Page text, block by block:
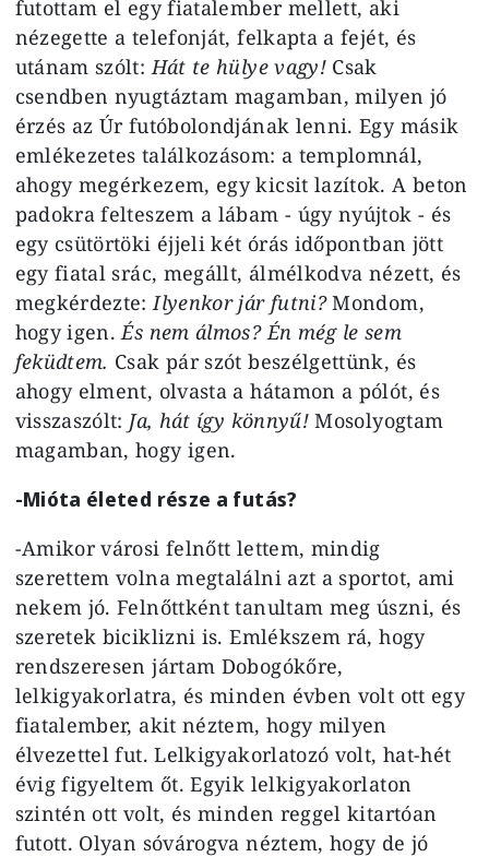
futottam el egy fiatalember mellett, aki
nézegette a telefonját, felkapta a fejét, és
utánam szólt: Hát te hülye vagy! Csak
csendben nyugtáztam magamban, milyen jó
érzés az Úr futóbolondjának lenni. Egy másik
emlékezetes találkozásom: a templomnál,
ahogy megérkezem, egy kicsit lazítok. A beton
padokra felteszem a lábam - úgy nyújtok - és
egy csütörtöki éjjeli két órás időpontban jött
egy fiatal srác, megállt, álmélkodva nézett, és
megkérdezte: Ilyenkor jár futni?Mondom,
hogy igen. És nem álmos? Én még le sem
feküdtem. Csak pár szót beszélgettünk, és
ahogy elment, olvasta a hátamon a pólót, és
visszaszólt: Ja, hát így könnyű! Mosolyogtam
magamban, hogy igen.
-Mióta életed része a futás?
-Amikor városi felnőtt lettem, mindig
szerettem volna megtalálni azt a sportot, ami
nekem jó. Felnőttként tanultam meg úszni, és
szeretek biciklizni is. Emlékszem rá, hogy
rendszeresen jártam Dobogókőre,
lelkigyakorlatra, és minden évben volt ott egy
fiatalember, akit néztem, hogy milyen
élvezettel fut. Lelkigyakorlatozó volt, hat-hét
évig figyeltem őt. Egyik lelkigyakorlaton
szintén ott volt, és minden reggel kitartóan
futott. Olyan sóvárogva néztem, hogy de jó